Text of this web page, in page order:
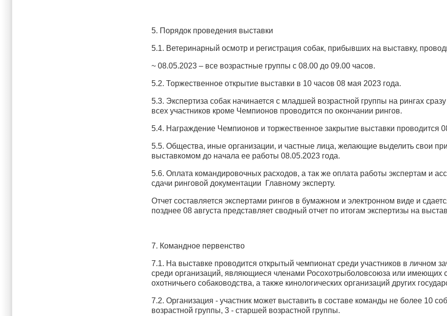
5. Порядок проведения выставки
5.1. Ветеринарный осмотр и регистрация собак, прибывших на выставку,
~ 08.05.2023 – все возрастные группы с 08.00 до 09.00 часов.
5.2. Торжественное открытие выставки в 10 часов 08 мая 2023 года.
5.3. Экспертиза собак начинается с младшей возрастной группы на рингах
всех участников кроме Чемпионов проводится по окончании рингов.
5.4. Награждение Чемпионов и торжественное закрытие выставки проводится
5.5. Общества, иные организации, и частные лица, желающие выделить свои
выставкомом до начала ее работы 08.05.2023 года.
5.6. Оплата командировочных расходов, а так же оплата работы экспертам и
сдачи ринговой документации Главному эксперту.
Отчет составляется экспертами рингов в бумажном и электронном виде и
позднее 08 августа представляет сводный отчет по итогам экспертизы на
7. Командное первенство
7.1. На выставке проводится открытый чемпионат среди участников в личном
среди организаций, являющиеся членами Росохотрыболовсоюза или имеющих
охотничьего собаководства, а также кинологических организаций других
7.2. Организация - участник может выставить в составе команды не более 10
возрастной группы, 3 - старшей возрастной группы.